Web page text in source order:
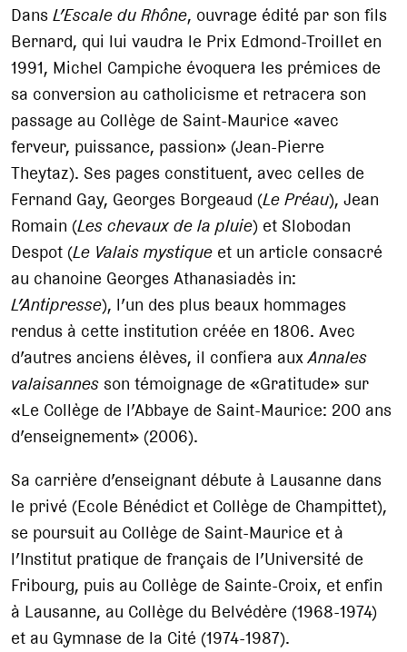
DansL’Escale du Rhône, ouvrage édité par son fils
Bernard, qui lui vaudra le Prix Edmond-Troillet en
1991, Michel Campiche évoquera les prémices de
sa conversion au catholicisme et retracera son
passage au Collège de Saint-Maurice «avec
ferveur, puissance, passion» (Jean-Pierre
Theytaz). Ses pages constituent, avec celles de
Fernand Gay, Georges Borgeaud (Le Préau), Jean
Romain (Les chevaux de la pluie) et Slobodan
Despot (Le Valais mystique et un article consacré
au chanoine Georges Athanasiadès in:
L’Antipresse), l’un des plus beaux hommages
rendus à cette institution créée en 1806. Avec
d’autres anciens élèves, il confiera auxAnnales
valaisannes son témoignage de «Gratitude» sur
«Le Collège de l’Abbaye de Saint-Maurice: 200 ans
d’enseignement» (2006).
Sa carrière d’enseignant débute à Lausanne dans
le privé (Ecole Bénédict et Collège de Champittet),
se poursuit au Collège de Saint-Maurice et à
l’Institut pratique de français de l’Université de
Fribourg, puis au Collège de Sainte-Croix, et enfin
à Lausanne, au Collège du Belvédère (1968-1974)
et au Gymnase de la Cité (1974-1987).